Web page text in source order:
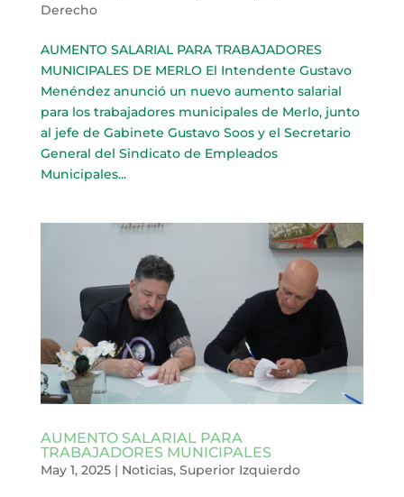
Derecho
AUMENTO SALARIAL PARA TRABAJADORES
MUNICIPALES DE MERLO El Intendente Gustavo
Menéndez anunció un nuevo aumento salarial
para los trabajadores municipales de Merlo, junto
al jefe de Gabinete Gustavo Soos y el Secretario
General del Sindicato de Empleados
Municipales...
AUMENTO SALARIAL PARA
TRABAJADORES MUNICIPALES
May 1, 2025| Noticias, Superior Izquierdo